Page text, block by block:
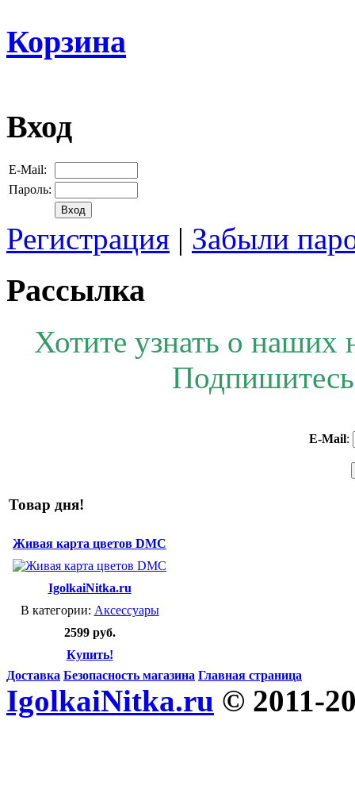
Корзина
Вход
E-Mail:
Пароль:
Регистрация | Забыли
Рассылка
Хотите узнать о наших
E-Mail:
Товар дня!
Живая карта цветов DMC
IgolkaiNitka.ru
В категории: Аксессуары
2599 руб.
Купить!
Доставка Безопасность магазина Главная страница
IgolkaiNitka.ru © 2011-